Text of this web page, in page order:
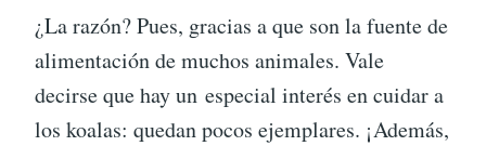
¿La razón? Pues, gracias a que son la fuente de
alimentación de muchos animales. Vale
decirse que hay un especial interés en cuidar a
los koalas: quedan pocos ejemplares. ¡Además,